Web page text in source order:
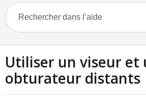
Utiliser un viseur et
obturateur distants